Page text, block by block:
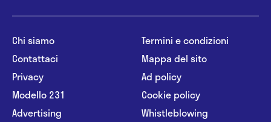
Chi siamo
Contattaci
Privacy
Modello 231
Advertising
Termini e condizioni
Mappa del sito
Ad policy
Cookie policy
Whistleblowing